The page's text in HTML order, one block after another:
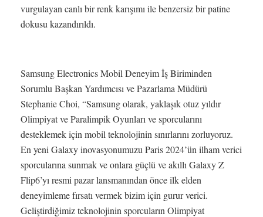
vurgulayan canlı bir renk karışımı ile benzersiz bir patine
dokusu kazandırıldı.
Samsung Electronics Mobil Deneyim İş Biriminden
Sorumlu Başkan Yardımcısı ve Pazarlama Müdürü
Stephanie Choi, “Samsung olarak, yaklaşık otuz yıldır
Olimpiyat ve Paralimpik Oyunları ve sporcularını
desteklemek için mobil teknolojinin sınırlarını zorluyoruz.
En yeni Galaxy inovasyonumuzu Paris 2024’ün ilham verici
sporcularına sunmak ve onlara güçlü ve akıllı Galaxy Z
Flip6’yı resmi pazar lansmanından önce ilk elden
deneyimleme fırsatı vermek bizim için gurur verici.
Geliştirdiğimiz teknolojinin sporcuların Olimpiyat